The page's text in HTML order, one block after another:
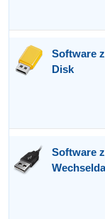
Software
Disk
Software